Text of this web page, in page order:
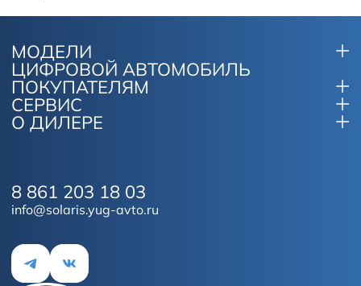
МОДЕЛИ
ЦИФРОВОЙ АВТОМОБИЛЬ
ПОКУПАТЕЛЯМ
СЕРВИС
О ДИЛЕРЕ
8 861 203 18 03
info@solaris.yug-avto.ru